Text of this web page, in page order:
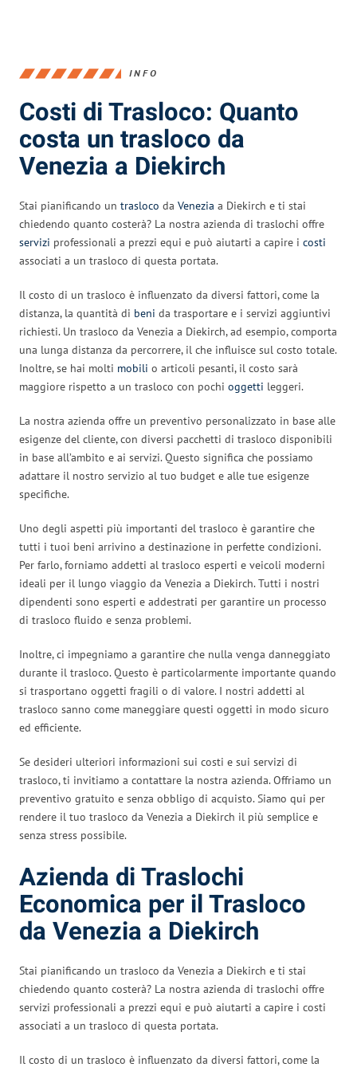
INFO
Costi di Trasloco: Quanto
costa un trasloco da
Venezia a Diekirch
Stai pianificando un trasloco da Venezia a Diekirch e ti stai
chiedendo quanto costerà? La nostra azienda di traslochi offre
servizi professionali a prezzi equi e può aiutarti a capire i costi
associati a un trasloco di questa portata.
Il costo di un trasloco è influenzato da diversi fattori, come la
distanza, la quantità di beni da trasportare e i servizi aggiuntivi
richiesti. Un trasloco da Venezia a Diekirch, ad esempio, comporta
una lunga distanza da percorrere, il che influisce sul costo totale.
Inoltre, se hai molti mobili o articoli pesanti, il costo sarà
maggiore rispetto a un trasloco con pochi oggetti leggeri.
La nostra azienda offre un preventivo personalizzato in base alle
esigenze del cliente, con diversi pacchetti di trasloco disponibili
in base all’ambito e ai servizi. Questo significa che possiamo
adattare il nostro servizio al tuo budget e alle tue esigenze
specifiche.
Uno degli aspetti più importanti del trasloco è garantire che
tutti i tuoi beni arrivino a destinazione in perfette condizioni.
Per farlo, forniamo addetti al trasloco esperti e veicoli moderni
ideali per il lungo viaggio da Venezia a Diekirch. Tutti i nostri
dipendenti sono esperti e addestrati per garantire un processo
di trasloco fluido e senza problemi.
Inoltre, ci impegniamo a garantire che nulla venga danneggiato
durante il trasloco. Questo è particolarmente importante quando
si trasportano oggetti fragili o di valore. I nostri addetti al
trasloco sanno come maneggiare questi oggetti in modo sicuro
ed efficiente.
Se desideri ulteriori informazioni sui costi e sui servizi di
trasloco, ti invitiamo a contattare la nostra azienda. Offriamo un
preventivo gratuito e senza obbligo di acquisto. Siamo qui per
rendere il tuo trasloco da Venezia a Diekirch il più semplice e
senza stress possibile.
Azienda di Traslochi
Economica per il Trasloco
da Venezia a Diekirch
Stai pianificando un trasloco da Venezia a Diekirch e ti stai
chiedendo quanto costerà? La nostra azienda di traslochi offre
servizi professionali a prezzi equi e può aiutarti a capire i costi
associati a un trasloco di questa portata.
Il costo di un trasloco è influenzato da diversi fattori, come la